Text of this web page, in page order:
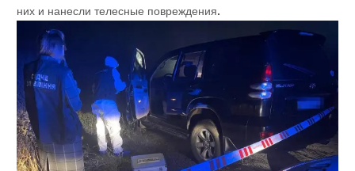
них и нанесли телесные повреждения.